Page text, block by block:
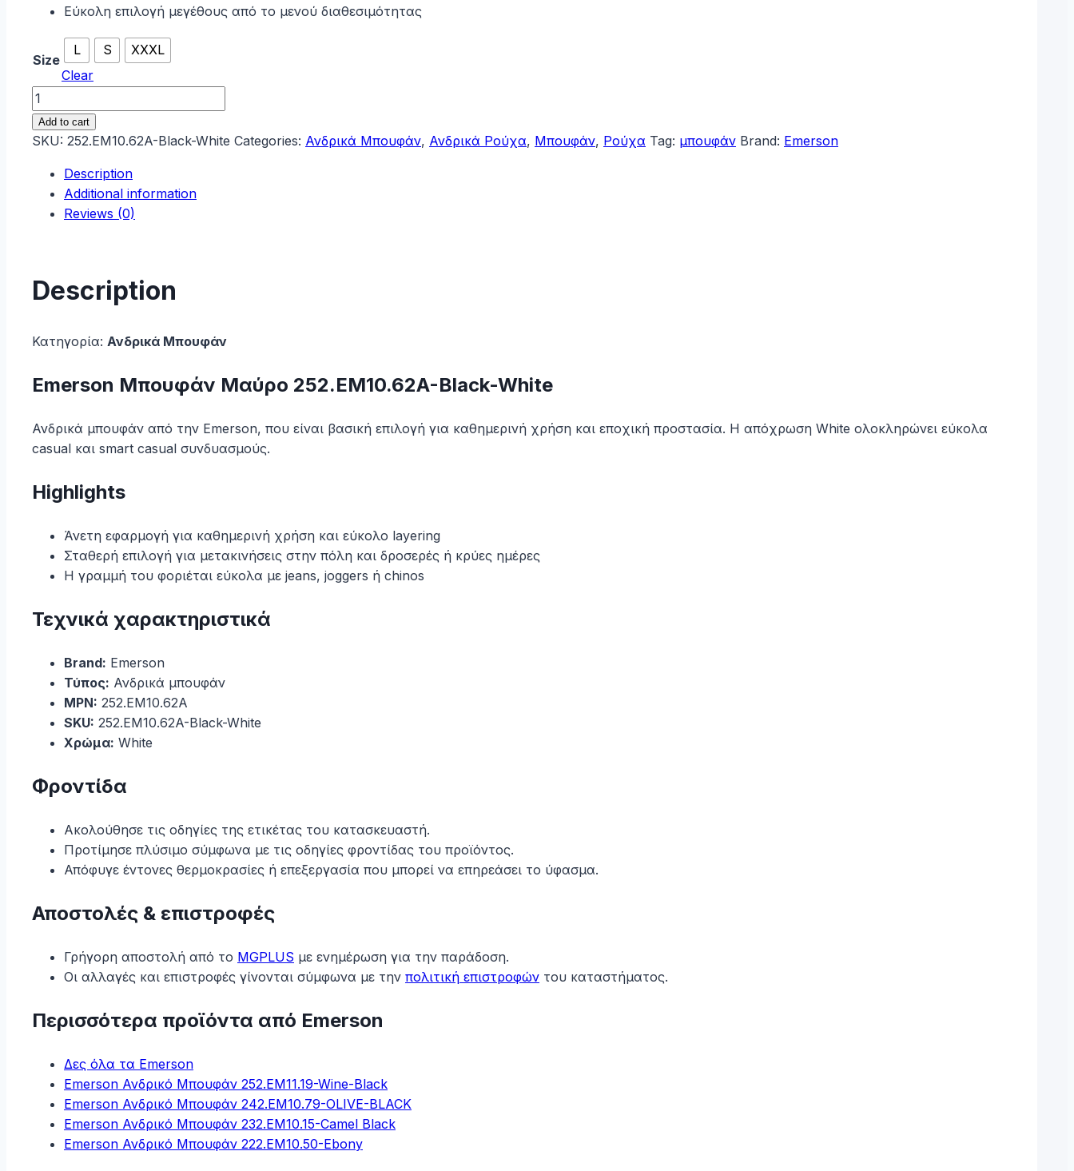
Εύκολη επιλογή μεγέθους από το μενού διαθεσιμότητας
Size
L S
XXXL
Clear
Emerson
Ανδρικό
Μπουφάν
Black-
White
quantity
Add to cart
SKU: 252.EM10.62A-Black-White Categories: Ανδρικά Μπουφάν, Ανδρικά Ρούχα, Μπουφάν, Ρούχα Tag: μπουφάν Brand: Emerson
Description
Additional information
Reviews (0)
Description
Κατηγορία: Ανδρικά Μπουφάν
Emerson Μπουφάν Μαύρο 252.EM10.62A-Black-White
Ανδρικά μπουφάν από την Emerson, που είναι βασική επιλογή για καθημερινή χρήση και εποχική προστασία. Η απόχρωση White ολοκληρώνει εύκολα
casual και smart casual συνδυασμούς.
Highlights
Άνετη εφαρμογή για καθημερινή χρήση και εύκολο layering
Σταθερή επιλογή για μετακινήσεις στην πόλη και δροσερές ή κρύες ημέρες
Η γραμμή του φοριέται εύκολα με jeans, joggers ή chinos
Τεχνικά χαρακτηριστικά
Brand: Emerson
Τύπος: Ανδρικά μπουφάν
MPN: 252.EM10.62A
SKU: 252.EM10.62A-Black-White
Χρώμα: White
Φροντίδα
Ακολούθησε τις οδηγίες της ετικέτας του κατασκευαστή.
Προτίμησε πλύσιμο σύμφωνα με τις οδηγίες φροντίδας του προϊόντος.
Απόφυγε έντονες θερμοκρασίες ή επεξεργασία που μπορεί να επηρεάσει το ύφασμα.
Αποστολές & επιστροφές
Γρήγορη αποστολή από το MGPLUS με ενημέρωση για την παράδοση.
Οι αλλαγές και επιστροφές γίνονται σύμφωνα με την πολιτική επιστροφών του καταστήματος.
Περισσότερα προϊόντα από Emerson
Δες όλα τα Emerson
Emerson Ανδρικό Μπουφάν 252.EM11.19-Wine-Black
Emerson Ανδρικό Μπουφάν 242.EM10.79-OLIVE-BLACK
Emerson Ανδρικό Μπουφάν 232.EM10.15-Camel Black
Emerson Ανδρικό Μπουφάν 222.EM10.50-Ebony